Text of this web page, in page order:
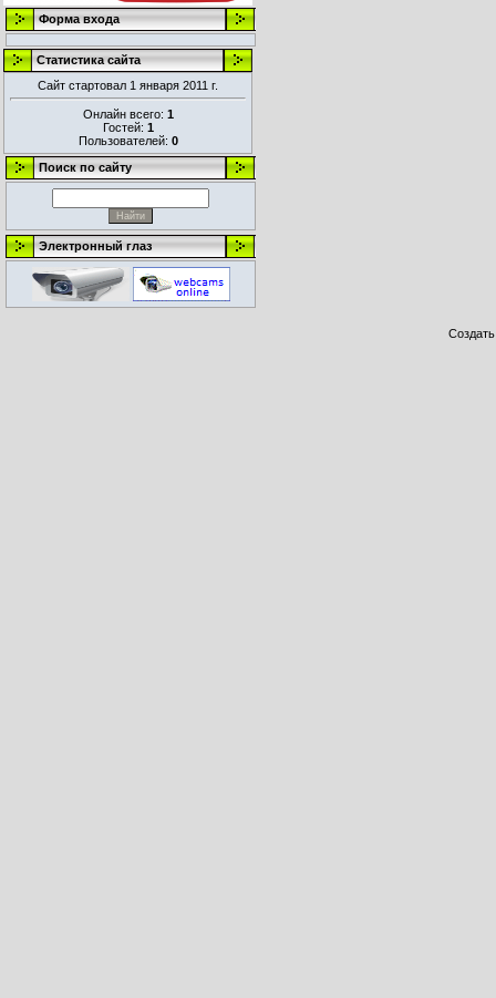
Форма входа
Статистика сайта
Сайт стартовал 1 января 2011 г.
Онлайн всего: 1
Гостей: 1
Пользователей: 0
Поиск по сайту
Электронный глаз